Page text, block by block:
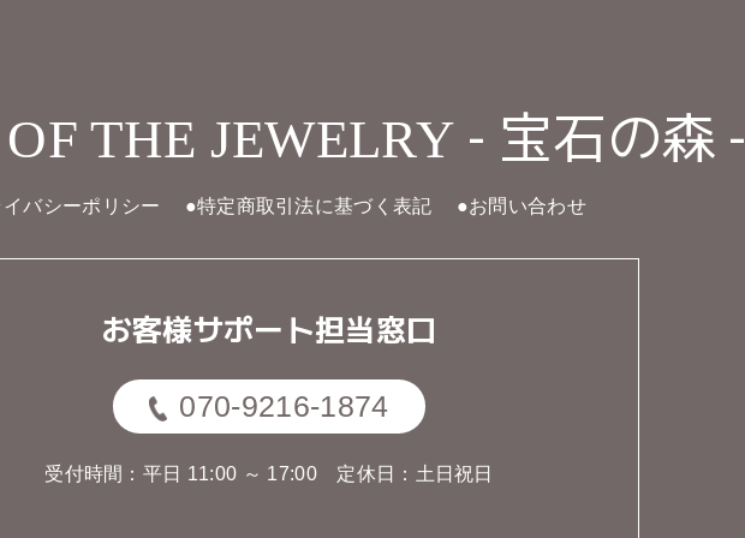
THE JEWELRY - 宝石の森 -
バシーポリシー ●特定商取引法に基づく表記 ●お問い合わせ
お客様サポート担当窓口
070-9216-1874
受付時間：平日 11:00 ～ 17:00 定休日：土日祝日